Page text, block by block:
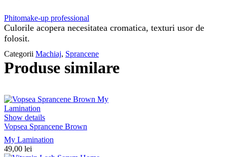
Phitomake-up professional
Culorile acopera necesitatea cromatica, texturi usor de
folosit.
Categorii Machiaj, Sprancene
Produse similare
Show details
Vopsea Sprancene Brown
My Lamination
49,00 lei